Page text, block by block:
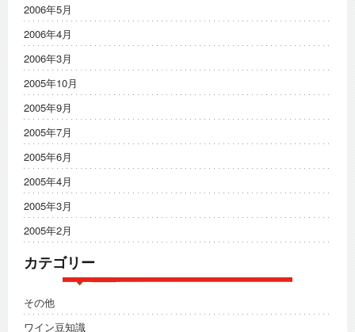
2006年5月
2006年4月
2006年3月
2005年10月
2005年9月
2005年7月
2005年6月
2005年4月
2005年3月
2005年2月
カテゴリー
その他
ワイン豆知識